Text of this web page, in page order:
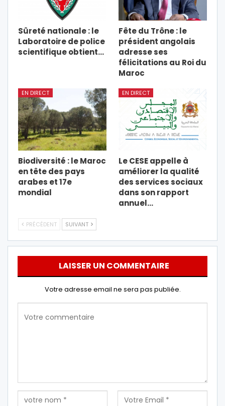
Sûreté nationale : le
Laboratoire de police
scientifique obtient…
Fête du Trône : le
président angolais
adresse ses
félicitations au Roi du
Maroc
EN DIRECT
Biodiversité : le Maroc
en tête des pays
arabes et 17e
mondial
EN DIRECT
Le CESE appelle à
améliorer la qualité
des services sociaux
dans son rapport
annuel…
PRÉCÉDENT SUIVANT
LAISSER UN COMMENTAIRE
Votre adresse email ne sera pas publiée.